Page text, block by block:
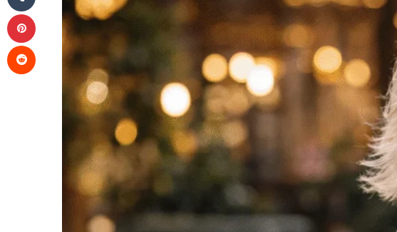
Pinterest
Reddit